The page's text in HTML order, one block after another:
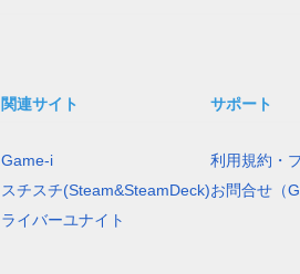
関連サイト
Game-i
スチスチ(Steam&SteamDeck)
ライバーユナイト
サポート
利用規約・
お問合せ（